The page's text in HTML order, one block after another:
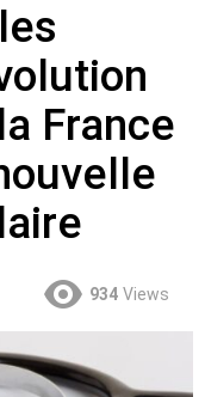
France
934 Views